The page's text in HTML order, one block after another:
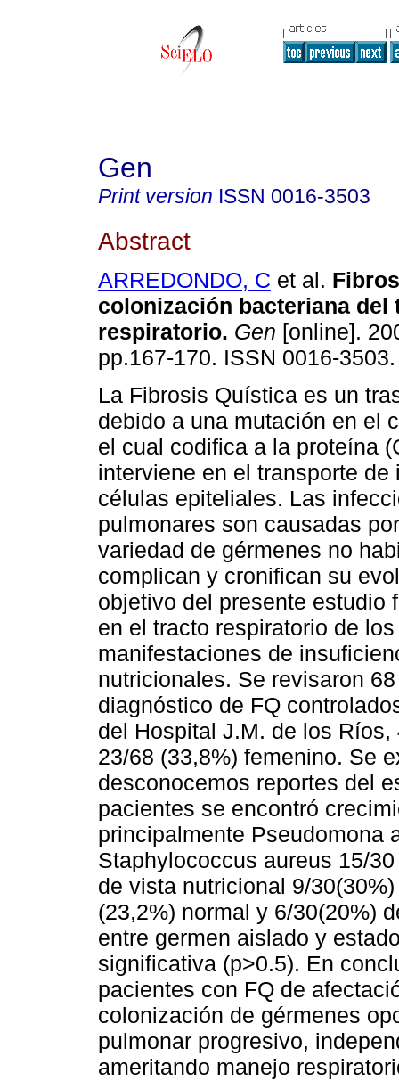
Gen
Print version ISSN 0016-3503
Abstract
ARREDONDO, C et al.
colonización bacteriana del
respiratorio. Gen [online].
pp.167-170. ISSN 0016-3503.
La Fibrosis Quística es un
debido a una mutación en el
el cual codifica a la proteína
interviene en el transporte de
células epiteliales. Las
pulmonares son causadas
variedad de gérmenes no
complican y cronifican su
objetivo del presente estudio
en el tracto respiratorio de
manifestaciones de
nutricionales. Se revisaron
diagnóstico de FQ
del Hospital J.M. de los
23/68 (33,8%) femenino. Se
desconocemos reportes del
pacientes se encontró
principalmente Pseudomona
Staphylococcus aureus 15/
de vista nutricional 9/
(23,2%) normal y 6/30(20%)
entre germen aislado y
significativa (p>0.5). En
pacientes con FQ de
colonización de gérmenes
pulmonar progresivo,
ameritando manejo